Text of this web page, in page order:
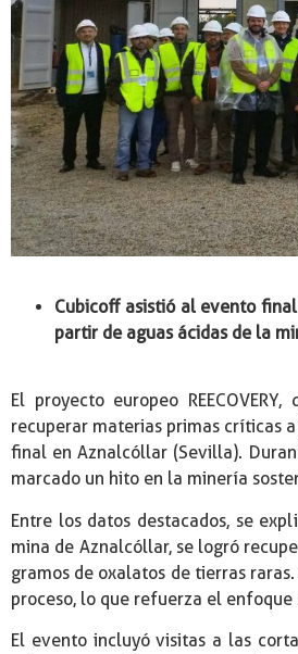
Cubicoff asistió al evento final
partir de aguas ácidas de la
El proyecto europeo
recuperar materias primas críticas
final en Aznalcóllar (Sevilla).
marcado un hito en la minería
Entre los datos destacados, se
mina de Aznalcóllar, se logró
gramos de oxalatos de tierras
proceso, lo que refuerza el
El evento incluyó visitas a las